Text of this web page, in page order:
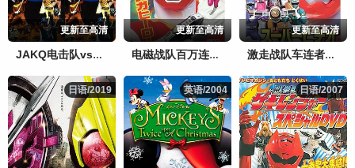
更新至高清
JAKQ电击队vs五连者
更新至高清
电磁战队百万连者剧场版
更新至高清
激走战队车连者剧场版
日语/2019
日语/2019 英语/2004
英语/2004 日语/2007
日语/2007